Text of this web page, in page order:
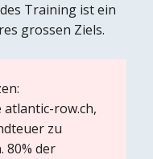
Training ist ein
grossen Ziels.
atlantic-row.ch,
zu
80% der